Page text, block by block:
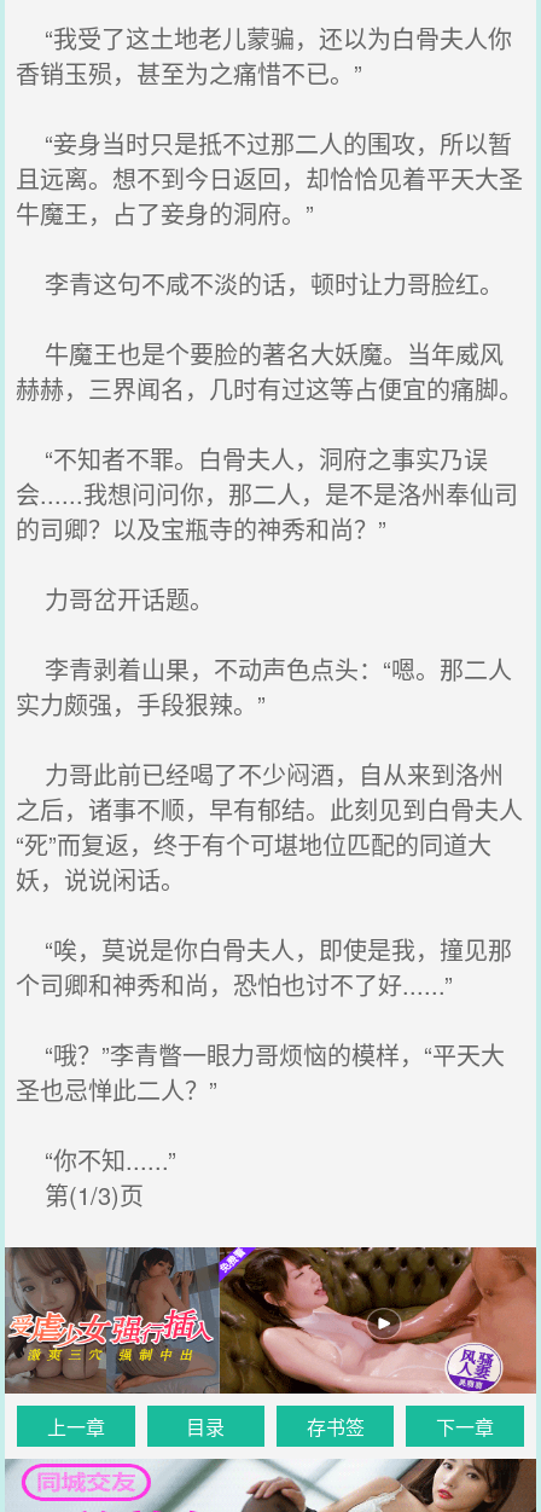
“我受了这土地老儿蒙骗，还以为白骨夫人你
香销玉殒，甚至为之痛惜不已。”
“妾身当时只是抵不过那二人的围攻，所以暂
且远离。想不到今日返回，却恰恰见着平天大圣
牛魔王，占了妾身的洞府。”
李青这句不咸不淡的话，顿时让力哥脸红。
牛魔王也是个要脸的著名大妖魔。当年威风
赫赫，三界闻名，几时有过这等占便宜的痛脚。
“不知者不罪。白骨夫人，洞府之事实乃误
会......我想问问你，那二人，是不是洛州奉仙司
的司卿？以及宝瓶寺的神秀和尚？”
力哥岔开话题。
李青剥着山果，不动声色点头：“嗯。那二人
实力颇强，手段狠辣。”
力哥此前已经喝了不少闷酒，自从来到洛州
之后，诸事不顺，早有郁结。此刻见到白骨夫人
“死”而复返，终于有个可堪地位匹配的同道大
妖，说说闲话。
“唉，莫说是你白骨夫人，即使是我，撞见那
个司卿和神秀和尚，恐怕也讨不了好......”
“哦？”李青瞥一眼力哥烦恼的模样，“平天大
圣也忌惮此二人？”
“你不知......”
第(1/3)页
上一章 目录 存书签 下一章